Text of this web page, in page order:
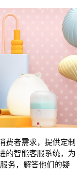
费者需求，提供定制
的智能客服系统，为
务，解答他们的疑